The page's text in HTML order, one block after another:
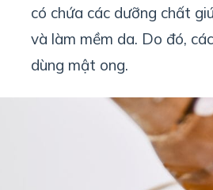
có chứa các dưỡng chất
và làm mềm da. Do đó,
dùng mật ong.